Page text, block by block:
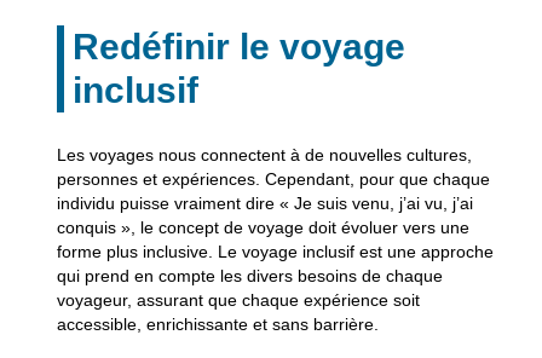
Redéfinir le voyage
inclusif
Les voyages nous connectent à de nouvelles cultures,
personnes et expériences. Cependant, pour que chaque
individu puisse vraiment dire « Je suis venu, j’ai vu, j’ai
conquis », le concept de voyage doit évoluer vers une
forme plus inclusive. Le voyage inclusif est une approche
qui prend en compte les divers besoins de chaque
voyageur, assurant que chaque expérience soit
accessible, enrichissante et sans barrière.